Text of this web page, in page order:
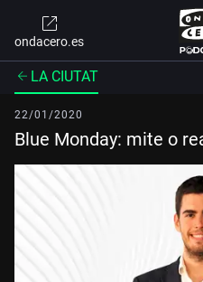
ondacero.es
LA CIUTAT
22/01/2020
Blue Monday: mite o